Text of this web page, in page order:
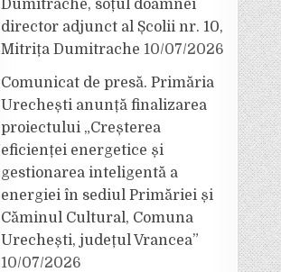
Dumitrache, soțul doamnei
director adjunct al Școlii nr. 10,
Mitrița Dumitrache 10/07/2026
Comunicat de presă. Primăria
Urechești anunță finalizarea
proiectului „Creșterea
eficienței energetice și
gestionarea inteligentă a
energiei în sediul Primăriei și
Căminul Cultural, Comuna
Urechești, județul Vrancea”
10/07/2026